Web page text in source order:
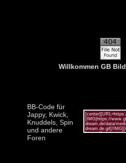
Willkommen GB Bild
BB-Code für
Jappy, Kwick,
Knuddels, Spin
und andere
Foren